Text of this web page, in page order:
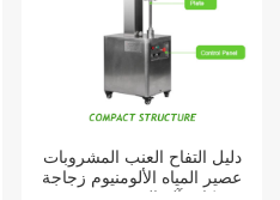
دليل التفاح العنب المشروبات
عصير المياه الألومنيوم زجاجة